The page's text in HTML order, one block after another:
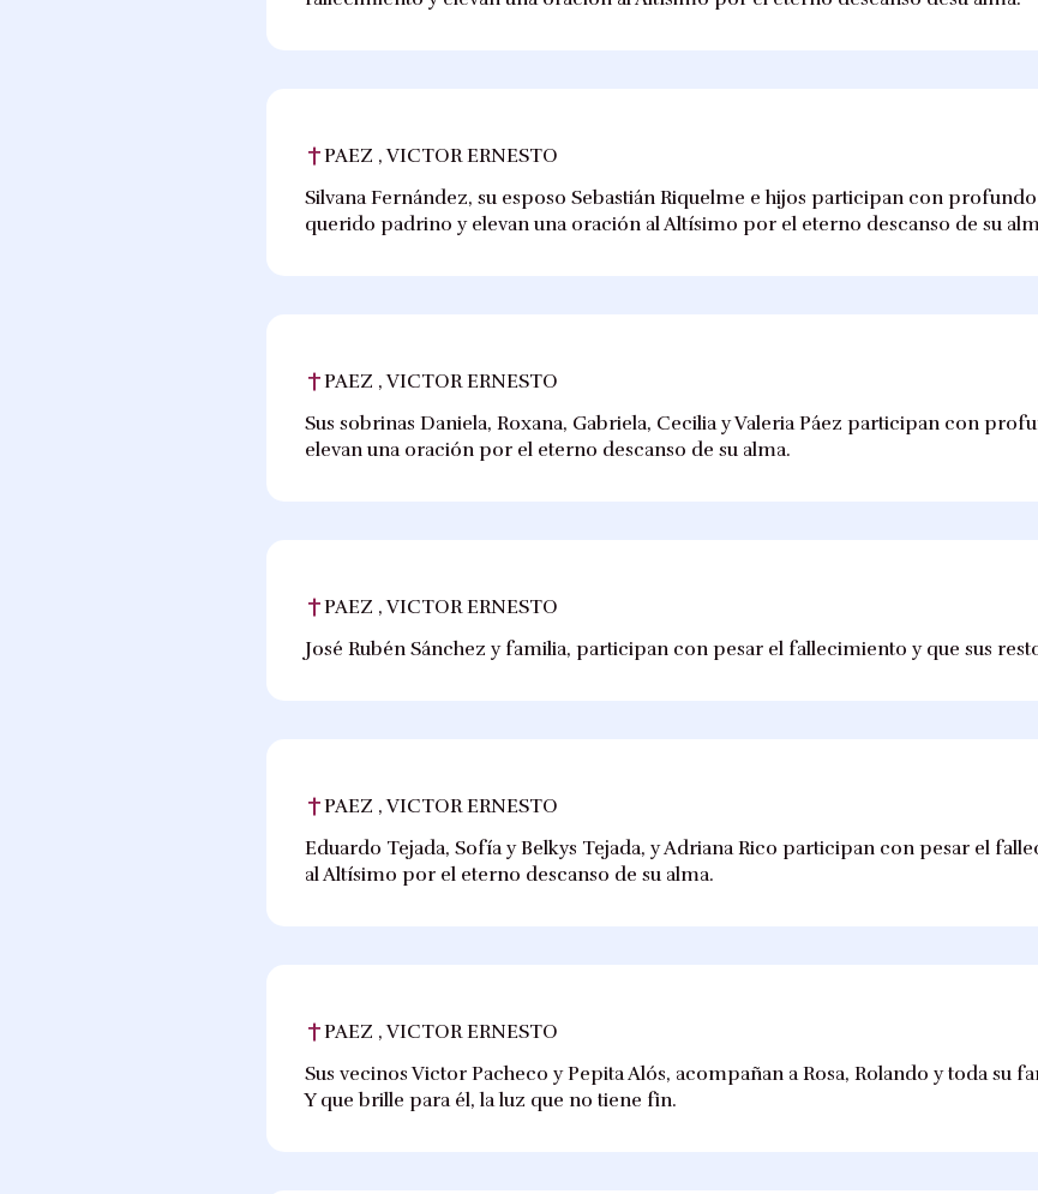
PAEZ , VICTOR ERNESTO
Silvana Fernández, su esposo Sebastián Riquelme e hijos participan con
querido padrino y elevan una oración al Altísimo por el eterno descanso de su
PAEZ , VICTOR ERNESTO
Sus sobrinas Daniela, Roxana, Gabriela, Cecilia y Valeria Páez participan con
elevan una oración por el eterno descanso de su alma.
PAEZ , VICTOR ERNESTO
José Rubén Sánchez y familia, participan con pesar el fallecimiento y que sus
PAEZ , VICTOR ERNESTO
Eduardo Tejada, Sofía y Belkys Tejada, y Adriana Rico participan con pesar el
al Altísimo por el eterno descanso de su alma.
PAEZ , VICTOR ERNESTO
Sus vecinos Victor Pacheco y Pepita Alós, acompañan a Rosa, Rolando y toda su
Y que brille para él, la luz que no tiene fin.